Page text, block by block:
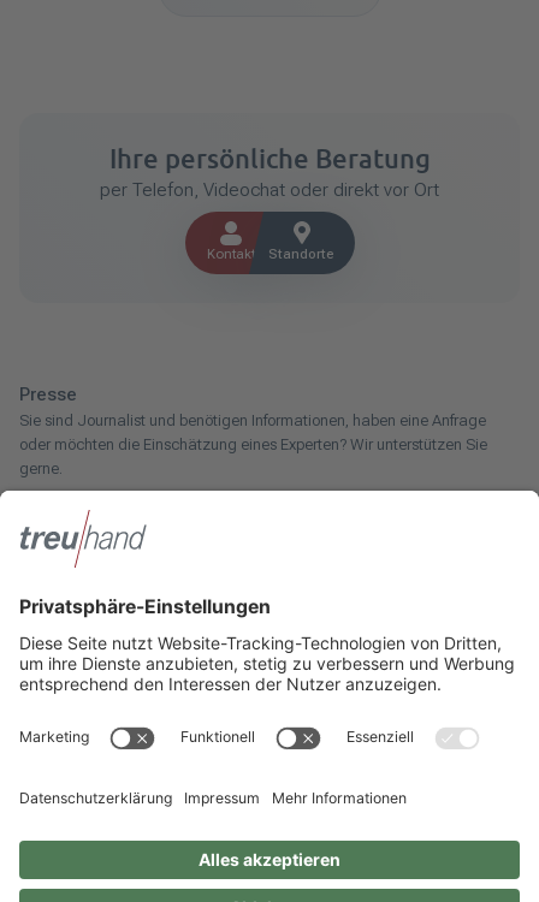
Ihre persönliche Beratung
per Telefon, Videochat oder direkt vor Ort
Kontakt Standorte
Presse
Sie sind Journalist und benötigen Informationen, haben eine Anfrage
oder möchten die Einschätzung eines Experten? Wir unterstützen Sie
gerne.
Zum Pressebereich
Innotax
forstwirtschaftlichen Betrieb oder kommen aus dem Handwerk und
suchen einen Steuerberater? Bei der Innotax bieten wir Ihnen individuelle
Beratung für jede Lebensphase.
Die Innotax kennenlernen
Social Media
Sie uns einfach auf unseren Social-Media-Kanälen.